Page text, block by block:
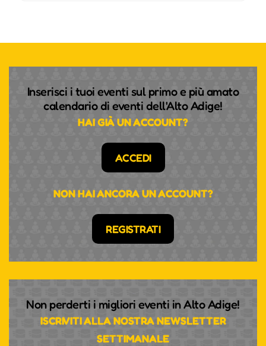
Inserisci i tuoi eventi sul primo e più amato
calendario di eventi dell'Alto Adige!
HAI GIÀ UN ACCOUNT?
ACCEDI
NON HAI ANCORA UN ACCOUNT?
REGISTRATI
Non perderti i migliori eventi in Alto Adige!
ISCRIVITI ALLA NOSTRA NEWSLETTER
SETTIMANALE